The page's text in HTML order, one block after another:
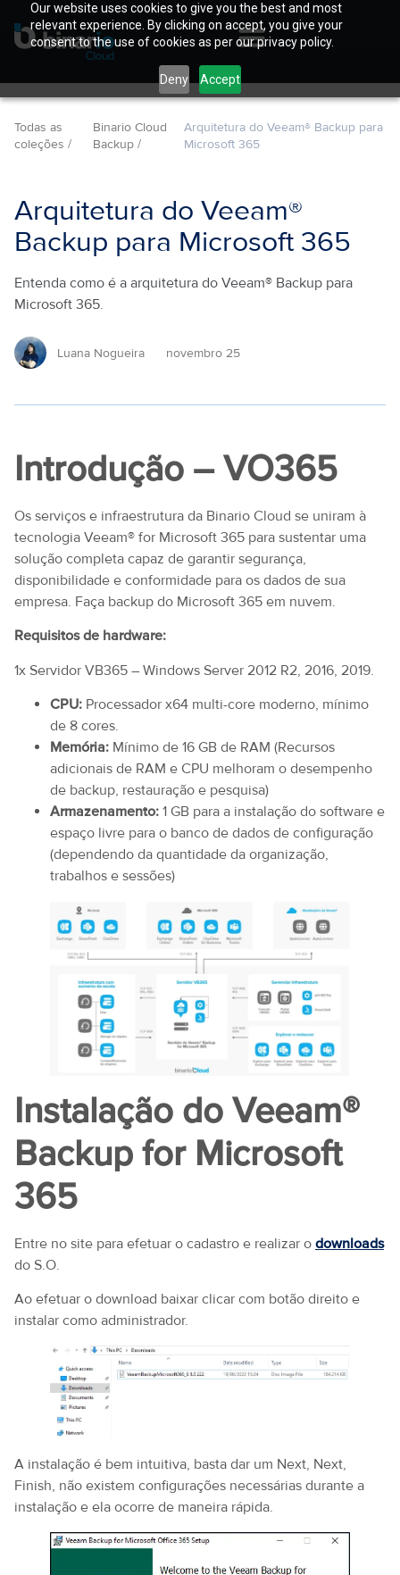
Our website uses cookies to give you the best and most
relevant experience. By clicking on accept, you give your
consent to the use of cookies as per our privacy policy.
Deny Accept
Todas as
coleções /
Binario Cloud
Backup /
Arquitetura do Veeam® Backup para
Microsoft 365
Arquitetura do Veeam®
Backup para Microsoft 365
Entenda como é a arquitetura do Veeam® Backup para
Microsoft 365.
Luana Nogueira novembro 25
Introdução – VO365
Os serviços e infraestrutura da Binario Cloud se uniram à
tecnologia Veeam® for Microsoft 365 para sustentar uma
solução completa capaz de garantir segurança,
disponibilidade e conformidade para os dados de sua
empresa. Faça backup do Microsoft 365 em nuvem.
Requisitos de hardware:
1x Servidor VB365 – Windows Server 2012 R2, 2016, 2019.
CPU: Processador x64 multi-core moderno, mínimo
de 8 cores.
Memória: Mínimo de 16 GB de RAM (Recursos
adicionais de RAM e CPU melhoram o desempenho
de backup, restauração e pesquisa)
Armazenamento: 1 GB para a instalação do software e
espaço livre para o banco de dados de configuração
(dependendo da quantidade da organização,
trabalhos e sessões)
Instalação do Veeam®
Backup for Microsoft
365
Entre no site para efetuar o cadastro e realizar o downloads
do S.O.
Ao efetuar o download baixar clicar com botão direito e
instalar como administrador.
A instalação é bem intuitiva, basta dar um Next, Next,
Finish, não existem configurações necessárias durante a
instalação e ela ocorre de maneira rápida.